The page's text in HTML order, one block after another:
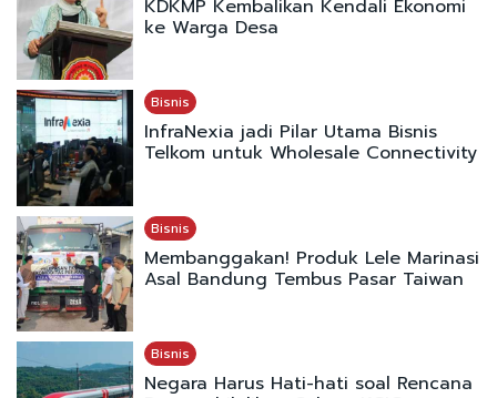
KDKMP Kembalikan Kendali Ekonomi
ke Warga Desa
Bisnis
InfraNexia jadi Pilar Utama Bisnis
Telkom untuk Wholesale Connectivity
Bisnis
Membanggakan! Produk Lele Marinasi
Asal Bandung Tembus Pasar Taiwan
Bisnis
Negara Harus Hati-hati soal Rencana